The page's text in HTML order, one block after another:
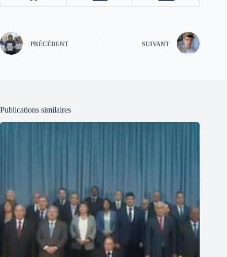
PRÉCÉDENT SUIVANT
Publications similaires